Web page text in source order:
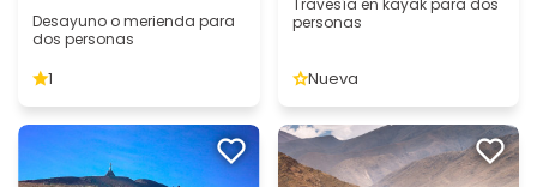
Desayuno o merienda para
dos personas
1
Travesía en kayak para dos
personas
Nueva